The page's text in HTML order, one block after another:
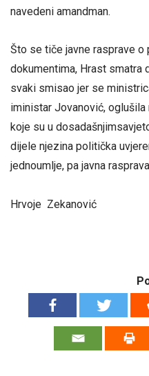
navedeni amandman.
Što se tiče javne rasprave o
dokumentima, Hrast smatra
svaki smisao jer se
iministar Jovanović,
koje su u
dijele njezina politička
jednoumlje, pa javna
Hrvoje Zekanović